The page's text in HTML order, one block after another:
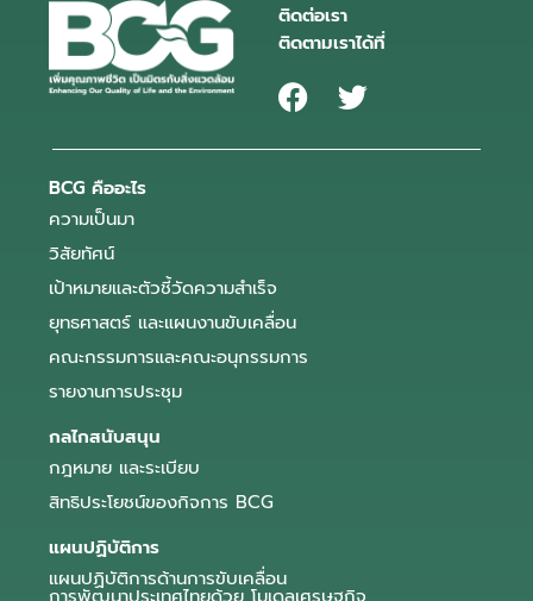
ติดต่อเรา
ติดตามเราได้ที่
BCG คืออะไร
ความเป็นมา
วิสัยทัศน์
เป้าหมายและตัวชี้วัดความสำเร็จ
ยุทธศาสตร์ และแผนงานขับเคลื่อน
คณะกรรมการและคณะอนุกรรมการ
รายงานการประชุม
กลไกสนับสนุน
กฎหมาย และระเบียบ
สิทธิประโยชน์ของกิจการ BCG
แผนปฏิบัติการ
แผนปฏิบัติการด้านการขับเคลื่อน